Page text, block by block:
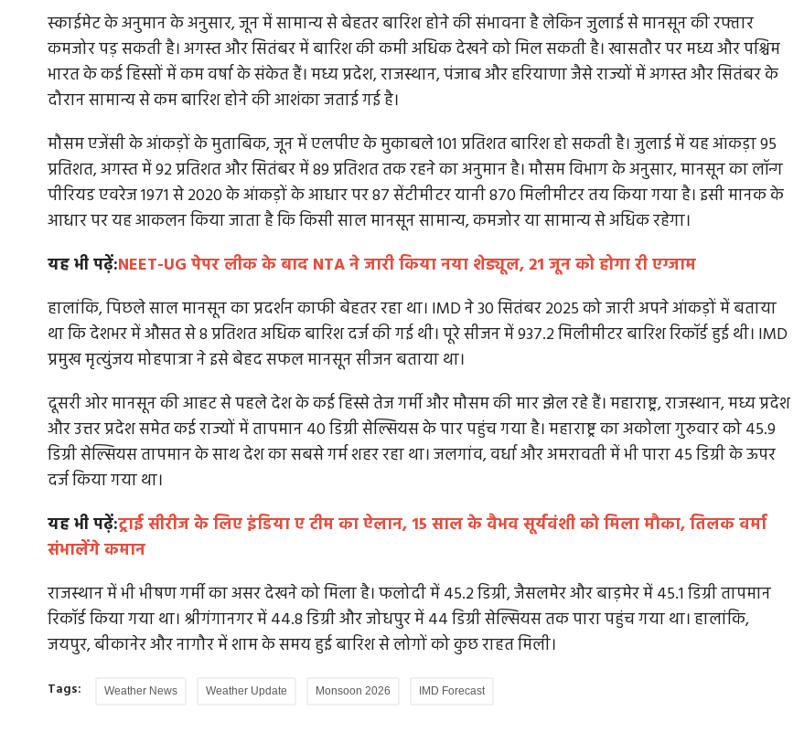
स्काईमेट के अनुमान के अनुसार, जून में सामान्य से बेहतर बारिश होने की संभावना है लेकिन जुलाई से मानसून की रफ्तार
कमजोर पड़ सकती है। अगस्त और सितंबर में बारिश की कमी अधिक देखने को मिल सकती है। खासतौर पर मध्य और पश्चिम
भारत के कई हिस्सों में कम वर्षा के संकेत हैं। मध्य प्रदेश, राजस्थान, पंजाब और हरियाणा जैसे राज्यों में अगस्त और सितंबर के
दौरान सामान्य से कम बारिश होने की आशंका जताई गई है।
मौसम एजेंसी के आंकड़ों के मुताबिक, जून में एलपीए के मुकाबले 101 प्रतिशत बारिश हो सकती है। जुलाई में यह आंकड़ा 95
प्रतिशत, अगस्त में 92 प्रतिशत और सितंबर में 89 प्रतिशत तक रहने का अनुमान है। मौसम विभाग के अनुसार, मानसून का लॉन्ग
पीरियड एवरेज 1971 से 2020 के आंकड़ों के आधार पर 87 सेंटीमीटर यानी 870 मिलीमीटर तय किया गया है। इसी मानक के
आधार पर यह आकलन किया जाता है कि किसी साल मानसून सामान्य, कमजोर या सामान्य से अधिक रहेगा।
यह भी पढ़ें:NEET-UG पेपर लीक के बाद NTA ने जारी किया नया शेड्यूल, 21 जून को होगा री एग्जाम
हालांकि, पिछले साल मानसून का प्रदर्शन काफी बेहतर रहा था। IMD ने 30 सितंबर 2025 को जारी अपने आंकड़ों में बताया
था कि देशभर में औसत से 8 प्रतिशत अधिक बारिश दर्ज की गई थी। पूरे सीजन में 937.2 मिलीमीटर बारिश रिकॉर्ड हुई थी। IMD
प्रमुख मृत्युंजय मोहपात्रा ने इसे बेहद सफल मानसून सीजन बताया था।
दूसरी ओर मानसून की आहट से पहले देश के कई हिस्से तेज गर्मी और मौसम की मार झेल रहे हैं। महाराष्ट्र, राजस्थान, मध्य प्रदेश
और उत्तर प्रदेश समेत कई राज्यों में तापमान 40 डिग्री सेल्सियस के पार पहुंच गया है। महाराष्ट्र का अकोला गुरुवार को 45.9
डिग्री सेल्सियस तापमान के साथ देश का सबसे गर्म शहर रहा था। जलगांव, वर्धा और अमरावती में भी पारा 45 डिग्री के ऊपर
दर्ज किया गया था।
यह भी पढ़ें:ट्राई सीरीज के लिए इंडिया ए टीम का ऐलान, 15 साल के वैभव सूर्यवंशी को मिला मौका, तिलक वर्मा
संभालेंगे कमान
राजस्थान में भी भीषण गर्मी का असर देखने को मिला है। फलोदी में 45.2 डिग्री, जैसलमेर और बाड़मेर में 45.1 डिग्री तापमान
रिकॉर्ड किया गया था। श्रीगंगानगर में 44.8 डिग्री और जोधपुर में 44 डिग्री सेल्सियस तक पारा पहुंच गया था। हालांकि,
जयपुर, बीकानेर और नागौर में शाम के समय हुई बारिश से लोगों को कुछ राहत मिली।
Tags: Weather News Weather Update Monsoon 2026 IMD Forecast
सर्वश्रेष्ठ
में एक अत्यंत
इंडिया टुडे ग्रुप ने 120 से अधिक कर्मचारियों नौकरी से
निकाला,...
न्यूज़लॉन्ड्री ने अपनी एक रिपोर्ट में बताया है कि 20 जुलाई से 24
भारत चीन संबंधों के पेच (भाग-3): ​​​​​​​सच उस सोच का
जिसने...
नेहरू का साम्यवादी झुकाव और लोहिया की हिमालय नीति का सच